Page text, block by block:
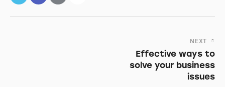
NEXT
Effective ways to
solve your business
issues